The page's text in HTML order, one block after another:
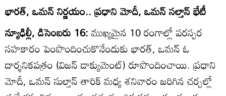
భారత్‌, ఒమన్‌ నిర్ణయం.. ప్రధాని మోదీ, ఒమన్‌ సల్తాన్‌ భేటీ
న్యూఢిల్లీ, డిసెంబరు 16:ముఖ్యమైన 10 రంగాల్లో పరస్పర
సహకారం పెంపొందించుకొనేందుకు భారత్‌, ఒమన్‌ ఓ
దార్శనికపత్రం (విజన్‌ డాక్యుమెంట్‌) రూపొందించాయి. ప్రధాని
మోదీ, ఒమన్‌ సుల్తాన్‌ తారిక్‌ మధ్య శనివారం జరిగిన చర్చల్లో